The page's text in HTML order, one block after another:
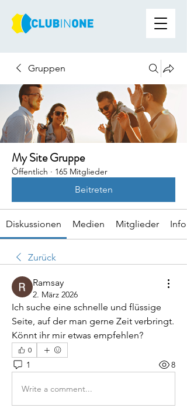
Gruppen
My Site Gruppe
Öffentlich · 165 Mitglieder
Beitreten
Diskussionen Medien Mitglieder Info
Zurück
Ramsay
2. März 2026
Ich suche eine schnelle und flüssige
Seite, auf der man gerne Zeit verbringt.
Könnt ihr mir etwas empfehlen?
0
1 8
Write a comment...